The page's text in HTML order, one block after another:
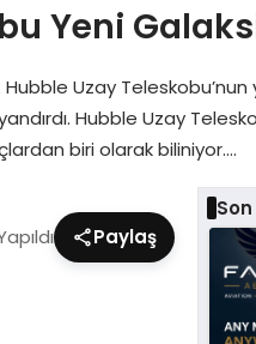
Yeni
Uzay
Hubble Uzay
biri olarak biliniyor….
Paylaş